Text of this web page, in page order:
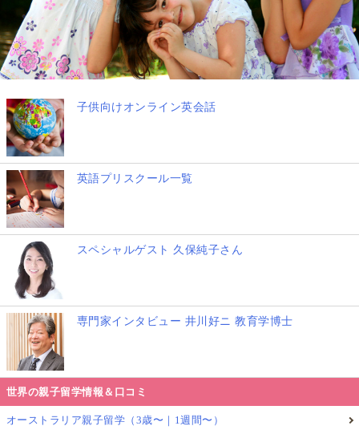
ひとりひとりの子どもの可能性と才能を、自然に花開か
せて行く場所を提供する
と言います。
自分の内なる動機に突き動かされる形で、ゼロから切
り開く学びの本質をパターンとして身につけた子ども
は、ほっておいても勝手に伸び、学んで行くのかも、
しれません。
以上、今回は
教育」
についてありがちな疑問質問に事例も交えて答
えてまいりました。
記事をお読み頂きありがとうございました！
★ ★ ★ ★ ★ 評価を送る
子供向けオンライン英会話
英語プリスクール一覧
スペシャルゲスト 久保純子さん
専門家インタビュー 井川好ニ 教育学博士
世界の親子留学情報＆口コミ
オーストラリア親子留学（3歳〜｜1週間〜）